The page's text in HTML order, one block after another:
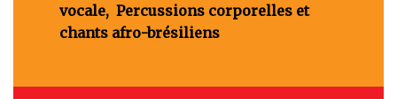
vocale, Percussions corporelles et
chants afro-brésiliens